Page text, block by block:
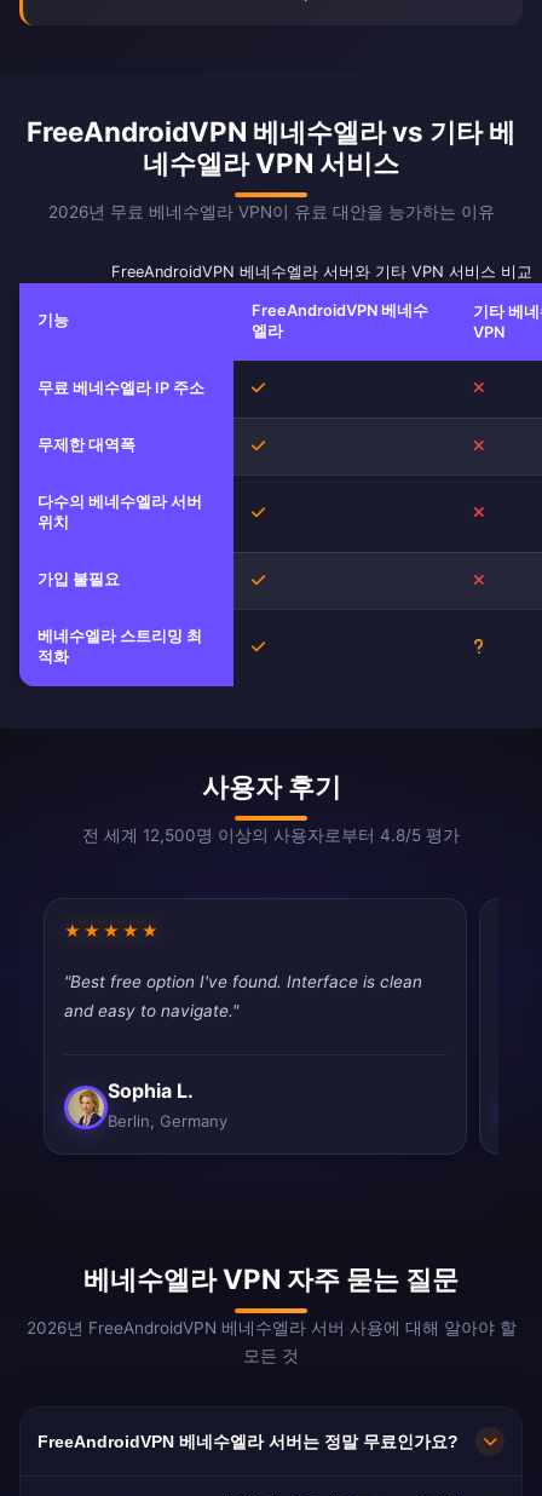
FreeAndroidVPN 베네수엘라 vs 기타 베
네수엘라 VPN 서비스
2026년 무료 베네수엘라 VPN이 유료 대안을 능가하는 이유
FreeAndroidVPN 베네수엘라 서버와 기타 VPN 서비스 비교
기능
FreeAndroidVPN 베네수
엘라
기타 베
VPN
무료 베네수엘라 IP 주소 예
무제한 대역폭 예
다수의 베네수엘라 서버
위치
예
가입 불필요 예
베네수엘라 스트리밍 최
적화
예
사용자 후기
전 세계 12,500명 이상의 사용자로부터 4.8/5 평가
★★★★★
"Best free option I've found. Interface is clean
and easy to navigate."
Sophia L.
Berlin, Germany
베네수엘라 VPN 자주 묻는 질문
2026년 FreeAndroidVPN 베네수엘라 서버 사용에 대해 알아야 할
모든 것
FreeAndroidVPN 베네수엘라 서버는 정말 무료인가요?